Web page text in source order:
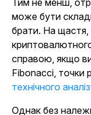
Тим не менш,
може бути
брати. На щастя,
справою, якщо ви
Fibonacci, точки
технічного
Однак без